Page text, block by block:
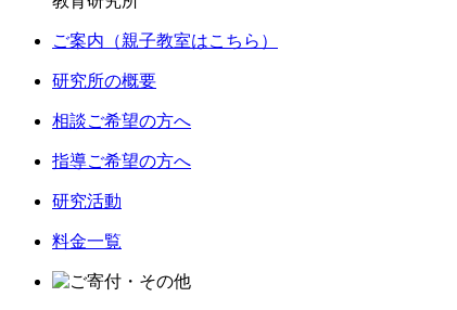
ご案内（親子教室はこちら）
研究所の概要
相談ご希望の方へ
指導ご希望の方へ
研究活動
料金一覧